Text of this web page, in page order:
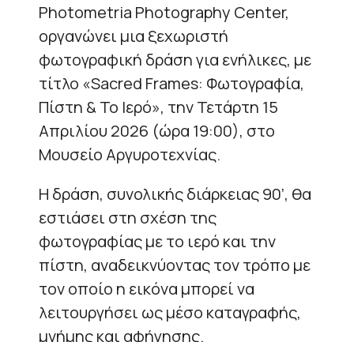
Photometria Photography Center,
οργανώνει μια ξεχωριστή
φωτογραφική δράση για ενήλικες, με
τίτλο «Sacred Frames: Φωτογραφία,
Πίστη & Το Ιερό», την Τετάρτη 15
Απριλίου 2026 (ώρα 19:00), στο
Μουσείο Αργυροτεχνίας.
Η δράση, συνολικής διάρκειας 90’, θα
εστιάσει στη σχέση της
φωτογραφίας με το ιερό και την
πίστη, αναδεικνύοντας τον τρόπο με
τον οποίο η εικόνα μπορεί να
λειτουργήσει ως μέσο καταγραφής,
μνήμης και αφήγησης.